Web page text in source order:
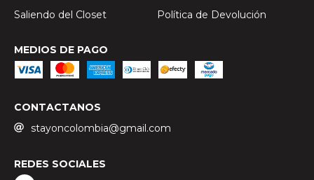
Saliendo del Closet Política de Devolución
MEDIOS DE PAGO
CONTACTANOS
stayoncolombia@gmail.com
REDES SOCIALES